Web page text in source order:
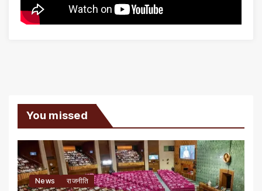
You missed
News राजनीति